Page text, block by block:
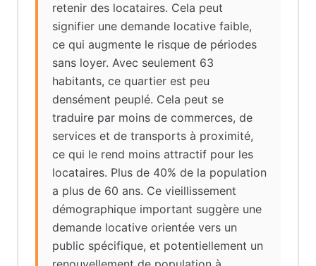
retenir des locataires. Cela peut
signifier une demande locative faible,
ce qui augmente le risque de périodes
sans loyer. Avec seulement 63
habitants, ce quartier est peu
densément peuplé. Cela peut se
traduire par moins de commerces, de
services et de transports à proximité,
ce qui le rend moins attractif pour les
locataires. Plus de 40% de la population
a plus de 60 ans. Ce vieillissement
démographique important suggère une
demande locative orientée vers un
public spécifique, et potentiellement un